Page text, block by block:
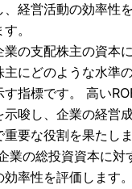
、経営活動の効率性
。
業の支配株主の資本
主にどのような水準
す指標です。 高い
示唆し、企業の経営
要な役割を果たしま
業の総投資資本に対
効率性を評価します